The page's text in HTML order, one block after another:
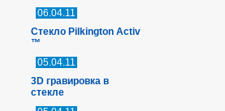
06.04.11
Стекло Pilkington Activ
™
05.04.11
3D гравировка в
стекле